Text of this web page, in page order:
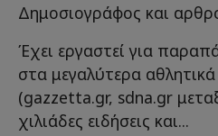
Δημοσιογράφος και
Έχει εργαστεί για
στα μεγαλύτερα
(gazzetta.gr, sdna.gr
χιλιάδες ειδήσεις και...